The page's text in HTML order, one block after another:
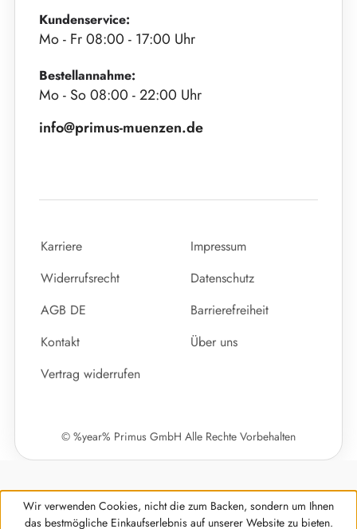
Kundenservice:
Mo - Fr 08:00 - 17:00 Uhr
Bestellannahme:
Mo - So 08:00 - 22:00 Uhr
info@primus-muenzen.de
Karriere
Impressum
Widerrufsrecht
Datenschutz
AGB DE
Barrierefreiheit
Kontakt
Über uns
Vertrag widerrufen
© %year% Primus GmbH Alle Rechte Vorbehalten
Wir verwenden Cookies, nicht die zum Backen, sondern um Ihnen
das bestmögliche Einkaufserlebnis auf unserer Website zu bieten.